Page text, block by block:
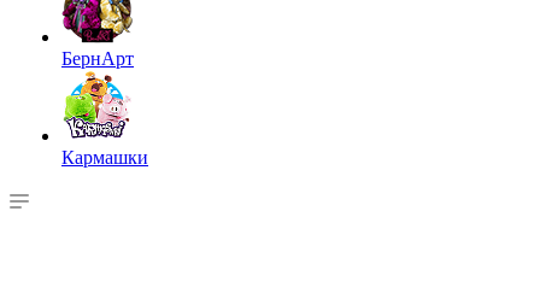
БернАрт
Кармашки